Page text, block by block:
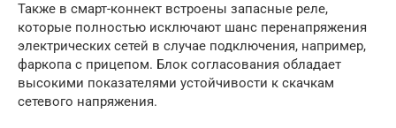
Также в смарт-коннект встроены запасные реле,
которые полностью исключают шанс перенапряжения
электрических сетей в случае подключения, например,
фаркопа с прицепом. Блок согласования обладает
высокими показателями устойчивости к скачкам
сетевого напряжения.